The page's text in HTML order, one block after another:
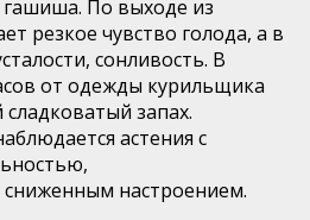
По выходе из
рез­кое чувство голода, а в
сон­ливость. В
от одежды курильщи­ка
запах.
астения с
настроением.